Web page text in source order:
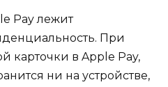
Pay лежит
При
карточки в Apple Pay,
ни на устройстве,